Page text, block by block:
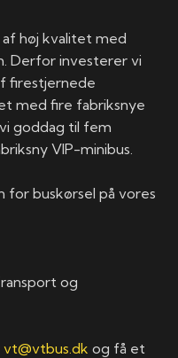
høj kvalitet med
Derfor investerer vi
firestjernede
med fire fabriksnye
goddag til fem
VIP-minibus.
for buskørsel på vores
og
vt@vtbus.dk og få et